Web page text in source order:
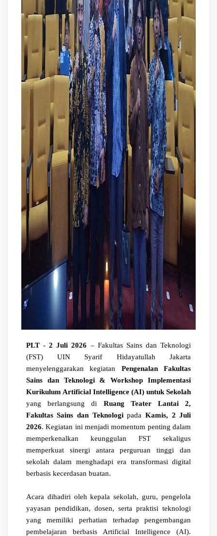
PLT - 2 Juli 2026 – Fakultas Sains dan Teknologi
(FST) UIN Syarif Hidayatullah Jakarta
menyelenggarakan kegiatan Pengenalan Fakultas
Sains dan Teknologi & Workshop Implementasi
Kurikulum Artificial Intelligence (AI) untuk Sekolah
yang berlangsung di Ruang Teater Lantai 2,
Fakultas Sains dan TeknologipadaKamis, 2 Juli
2026. Kegiatan ini menjadi momentum penting dalam
memperkenalkan keunggulan FST sekaligus
memperkuat sinergi antara perguruan tinggi dan
sekolah dalam menghadapi era transformasi digital
berbasis kecerdasan buatan.
Acara dihadiri oleh kepala sekolah, guru, pengelola
yayasan pendidikan, dosen, serta praktisi teknologi
yang memiliki perhatian terhadap pengembangan
pembelajaran berbasis Artificial Intelligence (AI).